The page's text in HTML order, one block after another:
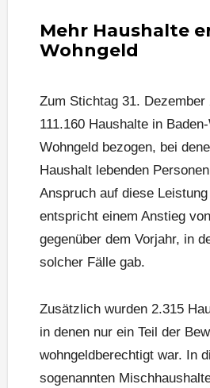
Mehr Haushalte
Wohngeld
Zum Stichtag 31. Dezember
111.160 Haushalte in
Wohngeld bezogen, bei
Haushalt lebenden
Anspruch auf diese
entspricht einem Anstieg
gegenüber dem Vorjahr, in
solcher Fälle gab.
Zusätzlich wurden 2.315
in denen nur ein Teil der
wohngeldberechtigt war. In
sogenannten